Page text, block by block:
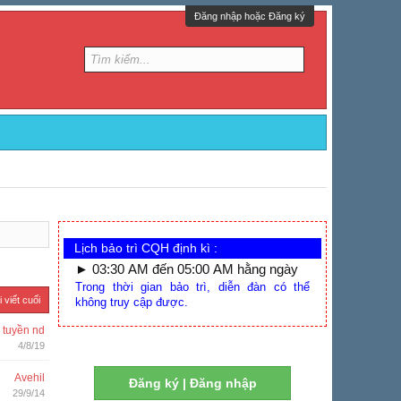
Đăng nhập hoặc Đăng ký
viết cuối
tuyền nd
4/8/19
Avehil
29/9/14
Lịch bảo trì CQH định kì :
► 03:30 AM đến 05:00 AM hằng ngày
Trong thời gian bảo trì, diễn đàn có thể
không truy cập được.
Đăng ký | Đăng nhập